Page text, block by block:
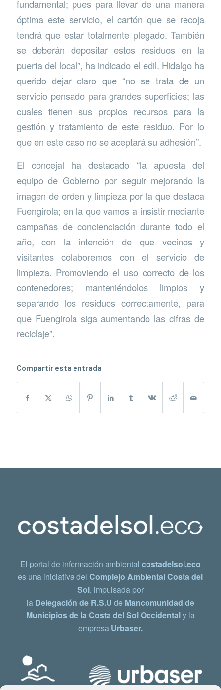
fundamental; pues para llevar de una manera
óptima este servicio, el cartón que se recoja
tendrá que estar totalmente plegado. También
se deberán depositar estos residuos en la
puerta del local”, ha indicado el edil. Hidalgo ha
querido dejar claro que “no se trata de un
servicio pensado para grandes superficies; las
cuales tienen sus propios recursos para la
gestión y tratamiento de este residuo. Por lo
que en este caso no se aceptará su adhesión”.
El concejal ha destacado “la apuesta del
equipo de Gobierno por seguir mejorando la
imagen de orden y limpieza por la que destaca
Fuengirola; en la que vamos a insistir mediante
campañas de concienciación durante todo el
año, con la intención de que vecinos y
visitantes colaboremos con el servicio de
limpieza. Promoviendo el uso correcto de los
contenedores; manteniéndolos limpios y
separando los residuos correctamente, para
que Fuengirola siga aumentando las cifras de
reciclaje”.
Compartir esta entrada
El portal de información ambiental costadelsol.eco
es una iniciativa delComplejo Ambiental Costa del
Sol, impulsada por
la Delegación de R.S.U de Mancomunidad de
Municipios de la Costa del Sol Occidentaly la
empresa Urbaser.